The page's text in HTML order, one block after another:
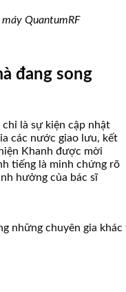
máy QuantumRF
đang song
chỉ là sự kiện cập nhật
các nước giao lưu, kết
Khanh được mời
tiếng là minh chứng rõ
hưởng của bác sĩ
những chuyên gia